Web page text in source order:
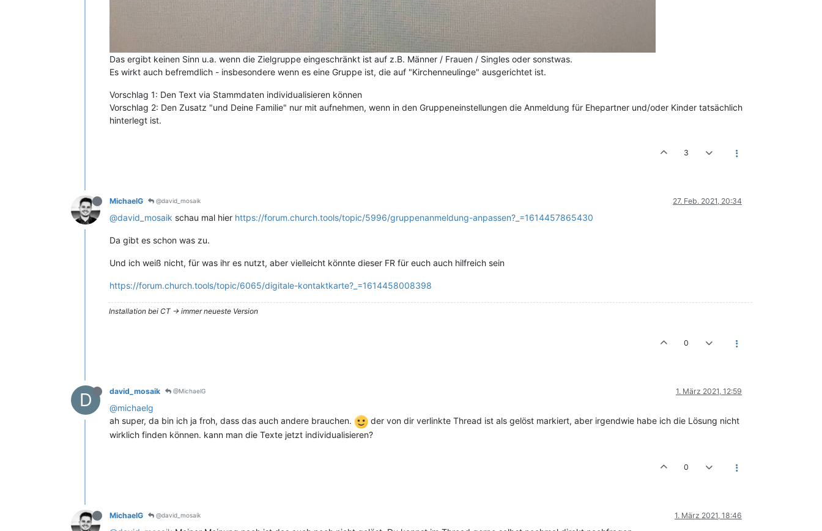
Das ergibt keinen Sinn u.a. wenn die Zielgruppe eingeschränkt ist auf z.B. Männer / Frauen / Singles oder sonstwas.
Es wirkt auch befremdlich - insbesondere wenn es eine Gruppe ist, die auf "Kirchenneulinge" ausgerichtet ist.
Vorschlag 1: Den Text via Stammdaten individualisieren können
Vorschlag 2: Den Zusatz "und Deine Familie" nur mit aufnehmen, wenn in den Gruppeneinstellungen die Anmeldung für Ehepartner und/oder Kinder tatsächlich
hinterlegt ist.
3
MichaelG @david_mosaik 27. Feb. 2021, 20:34
@david_mosaik schau mal hier https://forum.church.tools/topic/5996/gruppenanmeldung-anpassen?_=1614457865430
Da gibt es schon was zu.
Und ich weiß nicht, für was ihr es nutzt, aber vielleicht könnte dieser FR für euch auch hilfreich sein
https://forum.church.tools/topic/6065/digitale-kontaktkarte?_=1614458008398
Installation bei CT -> immer neueste Version
0
D david_mosaik @MichaelG 1. März 2021, 12:59
@michaelg
ah super, da bin ich ja froh, dass das auch andere brauchen.
der von dir verlinkte Thread ist als gelöst markiert, aber irgendwie habe ich die Lösung nicht
wirklich finden können. kann man die Texte jetzt individualisieren?
0
MichaelG @david_mosaik 1. März 2021, 18:46